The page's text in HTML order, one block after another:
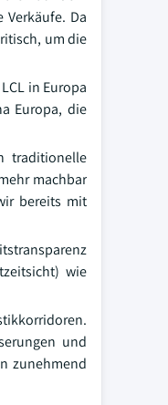
Da
um die
in Europa
Europa, die
traditionelle
machbar
bereits mit
wie
und
zunehmend